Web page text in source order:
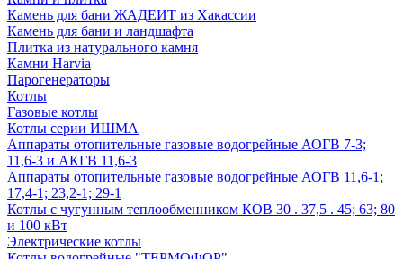
Камень для бани ЖАДЕИТ из Хакассии
Камень для бани и ландшафта
Плитка из натурального камня
Камни Harvia
Парогенераторы
Котлы
Газовые котлы
Котлы серии ИШМА
Аппараты отопительные газовые водогрейные АОГВ 7-3;
11,6-3 и АКГВ 11,6-3
Аппараты отопительные газовые водогрейные АОГВ 11,6-1;
17,4-1; 23,2-1; 29-1
Котлы с чугунным теплообменником КОВ 30 . 37,5 . 45; 63; 80
и 100 кВт
Электрические котлы